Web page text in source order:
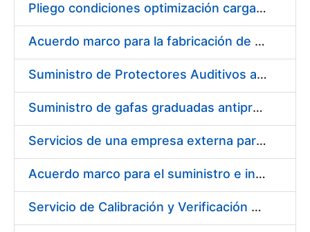
Mostra/Amaga Pliego condiciones optimización cargas compras firmado
Acuerdo marco para la fabricación de piezas
Suministro de Protectores Auditivos a medida para las personas trabajadoras de los Centros de Trabajo de Madrid y Burgos
Suministro de gafas graduadas antiproyecciones para los trabajadores de la FNMT-RCM en los centros de trabajo de Madrid y Burgos
Servicios de una empresa externa para el asesoramiento y resolución de los recursos de alzada que se presentan relacionados con procesos de selección para la FNMT-RCM
Acuerdo marco para el suministro e instalación de persianas, estores y otros complementos
Servicio de Calibración y Verificación Externa de los Equipos de Medición del Servicio de Prevención de la FNMT-RCM